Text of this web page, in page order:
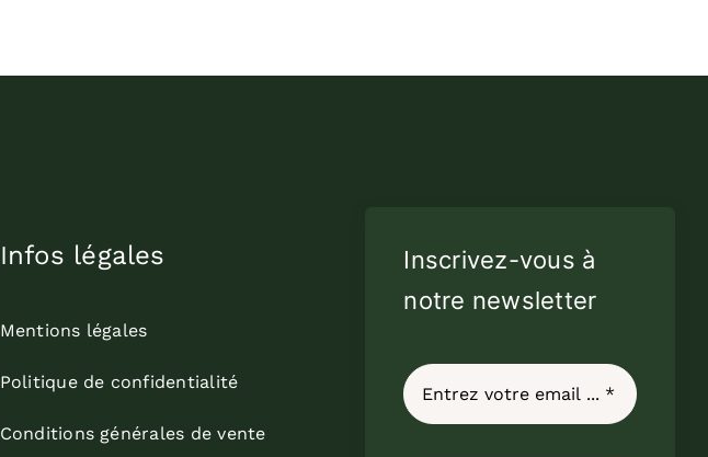
Infos légales
Mentions légales
Politique de confidentialité
Conditions générales de vente
Inscrivez-vous à
notre newsletter